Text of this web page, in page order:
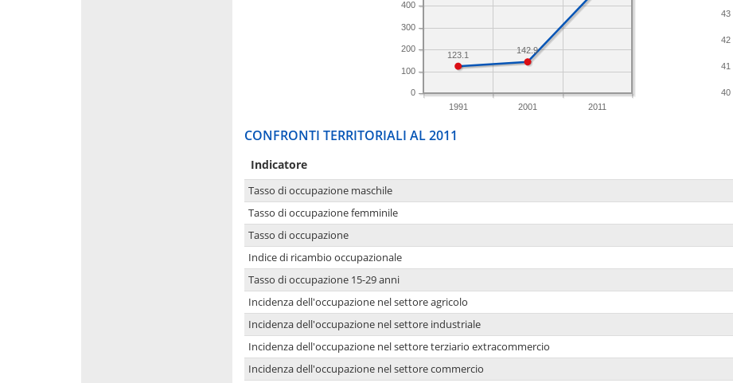
1991 2001 2011
0
100
200
300
400
142.9
123.1
40
41
42
43
CONFRONTI TERRITORIALI AL 2011
Indicatore
Tasso di occupazione maschile
Tasso di occupazione femminile
Tasso di occupazione
Indice di ricambio occupazionale
Tasso di occupazione 15-29 anni
Incidenza dell'occupazione nel settore agricolo
Incidenza dell'occupazione nel settore industriale
Incidenza dell'occupazione nel settore terziario extracommercio
Incidenza dell'occupazione nel settore commercio